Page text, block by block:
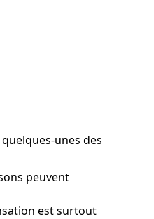
unes des
peuvent
est surtout